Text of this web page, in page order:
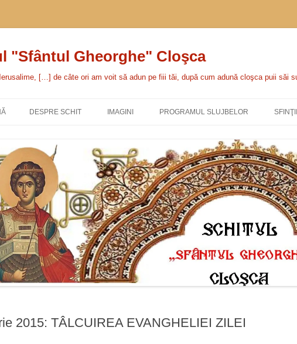
"Sfântul Gheorghe" Cloşca
[…] de câte ori am voit să adun pe fiii tăi, după cum adună cloşca puii săi
DESPRE SCHIT IMAGINI PROGRAMUL SLUJBELOR
2015: TÂLCUIREA EVANGHELIEI ZILEI